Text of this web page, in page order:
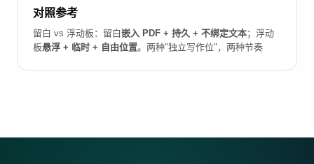
对照参考
留白 vs 浮动板：留白嵌入 PDF + 持久 + 不绑定文本；浮动
板悬浮 + 临时 + 自由位置。两种"独立写作位"，两种节奏